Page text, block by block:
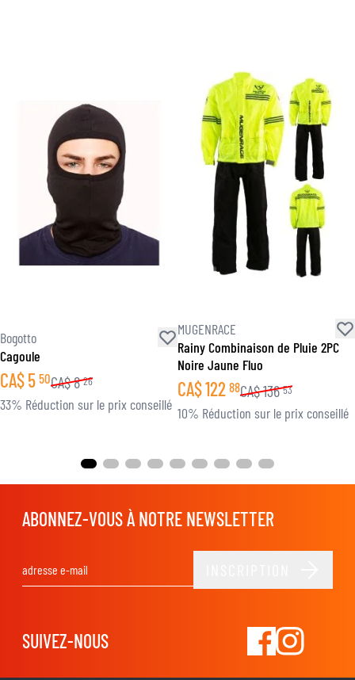
Bogotto
Cagoule
CA$5 50CA$8 26
33% Réduction sur le prix conseillé
MUGENRACE
Rainy Combinaison de Pluie 2PC
Noire Jaune Fluo
CA$122 88CA$136 53
10% Réduction sur le prix conseillé
ABONNEZ-VOUS À NOTRE NEWSLETTER
SUIVEZ-NOUS